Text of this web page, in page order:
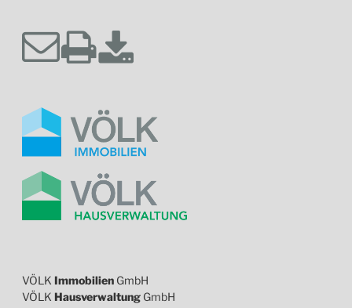
VÖLK Immobilien GmbH
VÖLK Hausverwaltung GmbH